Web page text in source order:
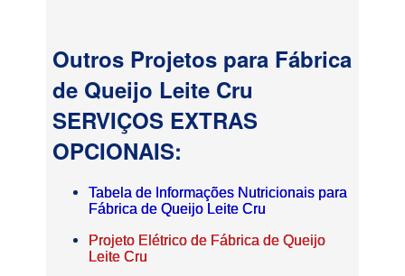
Outros Projetos para Fábrica
de Queijo Leite Cru
SERVIÇOS EXTRAS
OPCIONAIS:
Tabela de Informações Nutricionais para
Fábrica de Queijo Leite Cru
Projeto Elétrico de Fábrica de Queijo
Leite Cru